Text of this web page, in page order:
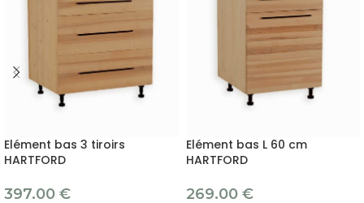
Elément bas 3 tiroirs
HARTFORD
397.00 €
Elément bas L 60 cm
HARTFORD
269.00 €